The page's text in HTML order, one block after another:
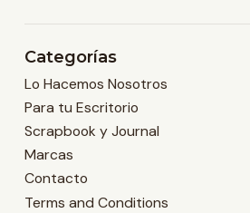
Categorías
Lo Hacemos Nosotros
Para tu Escritorio
Scrapbook y Journal
Marcas
Contacto
Terms and Conditions